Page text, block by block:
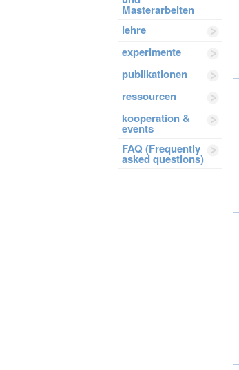
Masterarbeiten
lehre
experimente
publikationen
ressourcen
kooperation &
events
FAQ (Frequently
asked questions)